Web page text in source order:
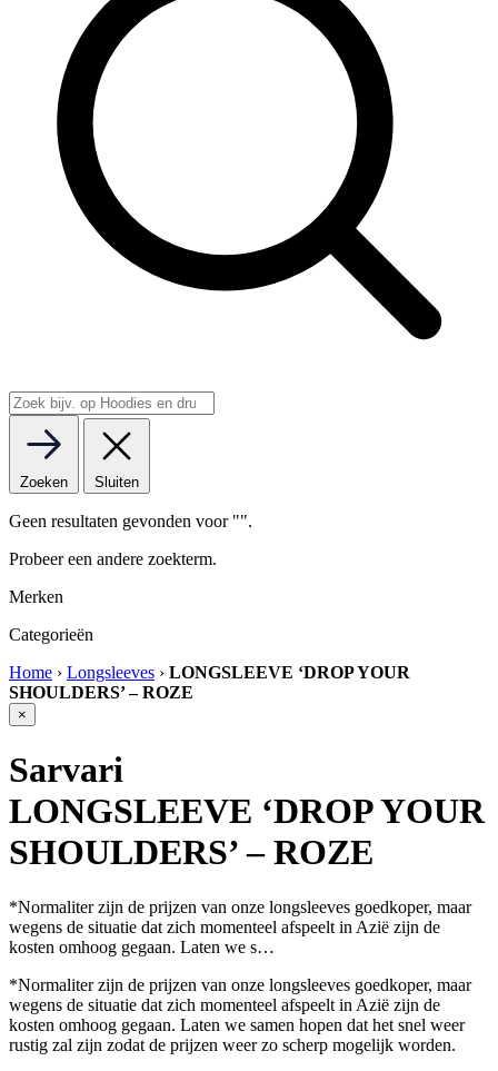
Zoeken Sluiten
Geen resultaten gevonden voor "".
Probeer een andere zoekterm.
Merken
Categorieën
Home › Longsleeves › LONGSLEEVE ‘DROP YOUR
SHOULDERS’ – ROZE
×
Sarvari
LONGSLEEVE ‘DROP YOUR
SHOULDERS’ – ROZE
*Normaliter zijn de prijzen van onze longsleeves goedkoper, maar
wegens de situatie dat zich momenteel afspeelt in Azië zijn de
kosten omhoog gegaan. Laten we s…
*Normaliter zijn de prijzen van onze longsleeves goedkoper, maar
wegens de situatie dat zich momenteel afspeelt in Azië zijn de
kosten omhoog gegaan. Laten we samen hopen dat het snel weer
rustig zal zijn zodat de prijzen weer zo scherp mogelijk worden.